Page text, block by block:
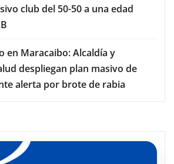
club del 50-50 a una edad
en Maracaibo: Alcaldía y
despliegan plan masivo de
alerta por brote de rabia